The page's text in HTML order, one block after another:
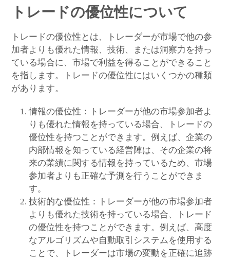
トレードの優位性について
トレードの優位性とは、トレーダーが市場で他の参
加者よりも優れた情報、技術、または洞察力を持っ
ている場合に、市場で利益を得ることができること
を指します。トレードの優位性にはいくつかの種類
があります。
情報の優位性：トレーダーが他の市場参加者よ
りも優れた情報を持っている場合、トレードの
優位性を持つことができます。例えば、企業の
内部情報を知っている経営陣は、その企業の将
来の業績に関する情報を持っているため、市場
参加者よりも正確な予測を行うことができま
す。
技術的な優位性：トレーダーが他の市場参加者
よりも優れた技術を持っている場合、トレード
の優位性を持つことができます。例えば、高度
なアルゴリズムや自動取引システムを使用する
ことで、トレーダーは市場の変動を正確に追跡